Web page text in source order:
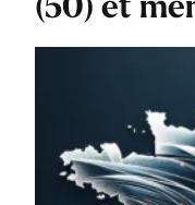
(50) et